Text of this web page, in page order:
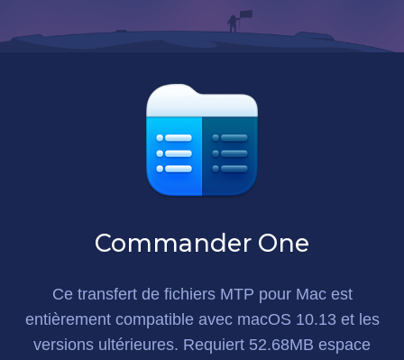
Commander One
Ce transfert de fichiers MTP pour Macest
entièrement compatible avec macOS 10.13 et les
versions ultérieures. Requiert 52.68MB espace